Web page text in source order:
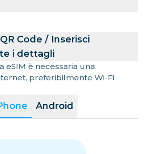
Android
Code / Inserisci
i dettagli
eSIM è necessaria una
preferibilmente Wi-Fi